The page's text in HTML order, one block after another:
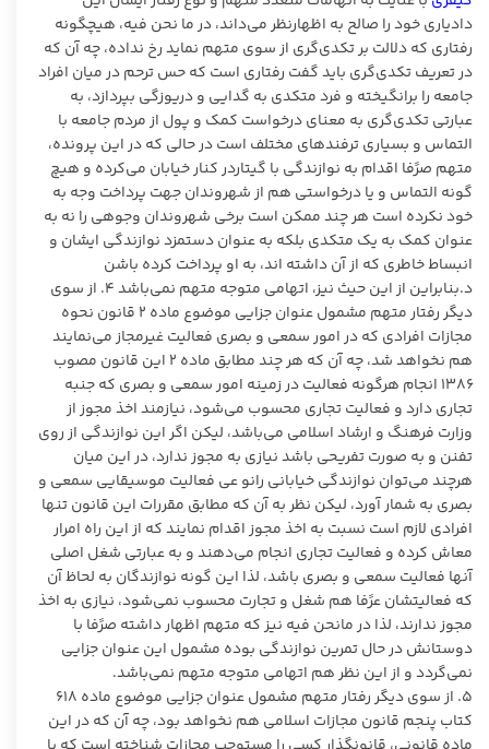
دادیاری خود را صالح به اظهارنظر می‌داند، در ما نحن فیه، هیچگونه
رفتاری که دلالت بر تکدی‌گری از سوی متهم نماید رخ نداده، چه آن که
در تعریف تکدی‌گری باید گفت رفتاری است که حس ترحم در میان افراد
جامعه را برانگیخته و فرد متکدی به گدایی و دریوزگی بپردازد، به
عبارتی تکدی‌گری به معنای درخواست کمک و پول از مردم جامعه با
التماس و بسیاری ترفندهای مختلف است در حالی که در این پرونده،
متهم صرًفا اقدام به نوازندگی با گیتاردر کنار خیابان می‌کرده و هیچ
گونه التماس و یا درخواستی هم از شهروندان جهت پرداخت وجه به
خود نکرده است هر چند ممکن است برخی شهروندان وجوهی را نه به
عنوان کمک به یک متکدی بلکه به عنوان دستمزد نوازندگی ایشان و
انبساط خاطری که از آن داشته اند، به او پرداخت کرده باشن
د.بنابراین از این حیث نیز، اتهامی متوجه متهم نمی‌باشد ۴. از سوی
دیگر رفتار متهم مشمول عنوان جزایی موضوع ماده ۲ قانون نحوه
مجازات افرادی که در امور سمعی و بصری فعالیت غیرمجاز می‌نمایند
هم نخواهد شد، چه آن که هر چند مطابق ماده ۲ این قانون مصوب
۱۳۸۶ انجام هرگونه فعالیت در زمینه امور سمعی و بصری که جنبه
تجاری دارد و فعالیت تجاری محسوب می‌شود، نیازمند اخذ مجوز از
وزارت فرهنگ و ارشاد اسلامی می‌باشد، لیکن اگر این نوازندگی از روی
تفنن و به صورت تفریحی باشد نیازی به مجوز ندارد، در این میان
هرچند می‌توان نوازندگی خیابانی رانو عی فعالیت موسیقایی سمعی و
بصری به شمار آورد، لیکن نظر به آن که مطابق مقررات این قانون تنها
افرادی لازم است نسبت به اخذ مجوز اقدام نمایند که از این راه امرار
معاش کرده و فعالیت تجاری انجام می‌دهند و به عبارتی شغل اصلی
آنها فعالیت سمعی و بصری باشد، لذا این گونه نوازندگان به لحاظ آن
که فعالیتشان عرًفا هم شغل و تجارت محسوب نمی‌شود، نیازی به اخذ
مجوز ندارند، لذا در مانحن فیه نیز که متهم اظهار داشته صرًفا با
دوستانش در حال تمرین نوازندگی بوده مشمول این عنوان جزایی
نمی‌گردد و از این نظر هم اتهامی متوجه متهم نمی‌باشد.
۵. از سوی دیگر رفتار متهم مشمول عنوان جزایی موضوع ماده ۶۱۸
کتاب پنجم قانون مجازات اسلامی هم نخواهد بود، چه آن که در این